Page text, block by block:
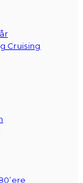
Cruising